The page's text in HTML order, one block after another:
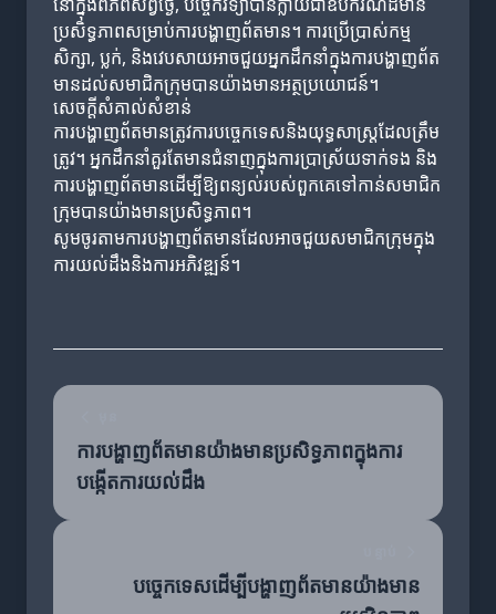
ប្រសិទ្ធភាពសម្រាប់ការបង្ហាញព័តមាន។ ការប្រើប្រាស់កម្ម
សិក្សា, ប្លក់, និងវេបសាយអាចជួយអ្នកដឹកនាំក្នុងការបង្ហាញព័ត
មានដល់សមាជិកក្រុមបានយ៉ាងមានអត្ថប្រយោជន៍។
សេចក្តីសំគាល់សំខាន់
ការបង្ហាញព័តមានត្រូវការបច្ចេកទេសនិងយុទ្ធសាស្ត្រដែលត្រឹម
ត្រូវ។ អ្នកដឹកនាំគួរតែមានជំនាញក្នុងការប្រាស្រ័យទាក់ទង និង
ការបង្ហាញព័តមានដើម្បីឱ្យពន្យល់របស់ពួកគេទៅកាន់សមាជិក
ក្រុមបានយ៉ាងមានប្រសិទ្ធភាព។
សូមចូរតាមការបង្ហាញព័តមានដែលអាចជួយសមាជិកក្រុមក្នុង
ការយល់ដឹងនិងការអភិវឌ្ឍន៍។
ការបង្ហាញព័តមានយ៉ាងមានប្រសិទ្ធភាពក្នុងការ
បង្កើតការយល់ដឹង
បច្ចេកទេសដើម្បីបង្ហាញព័តមានយ៉ាងមាន